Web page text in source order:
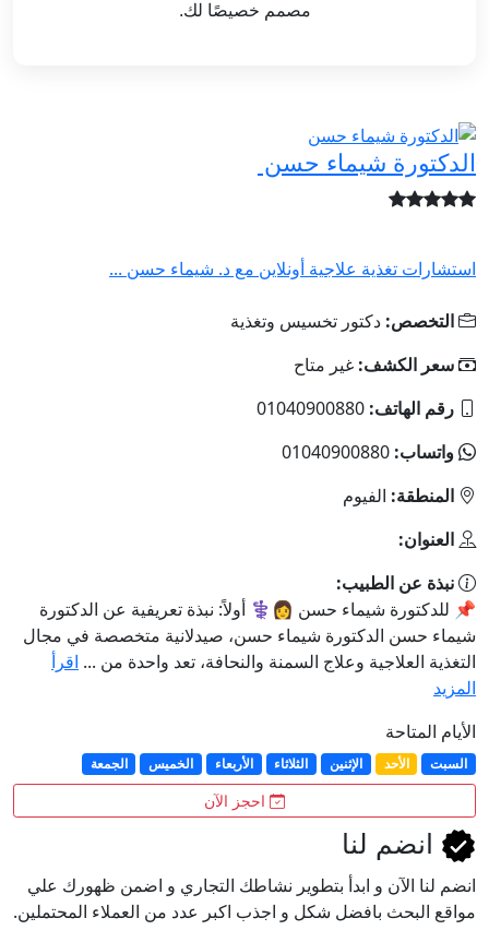
مصمم خصيصًا لك.
الدكتورة شيماء حسن
استشارات تغذية علاجية أونلاين مع د. شيماء حسن ...
التخصص: دكتور تخسيس وتغذية
سعر الكشف: غير متاح
رقم الهاتف: 01040900880
واتساب: 01040900880
المنطقة: الفيوم
العنوان:
نبذة عن الطبيب:
📌 للدكتورة شيماء حسن 👩⚕️ أولاً: نبذة تعريفية عن الدكتورة
شيماء حسن الدكتورة شيماء حسن، صيدلانية متخصصة في مجال
التغذية العلاجية وعلاج السمنة والنحافة، تعد واحدة من ... اقرأ
المزيد
الأيام المتاحة
السبت الأحد الإثنين الثلاثاء الأربعاء الخميس الجمعة
احجز الآن
انضم لنا
انضم لنا اﻵن و ابدأ بتطوير نشاطك التجاري و اضمن ظهورك علي
مواقع البحث بافضل شكل و اجذب اكبر عدد من العملاء المحتملين.